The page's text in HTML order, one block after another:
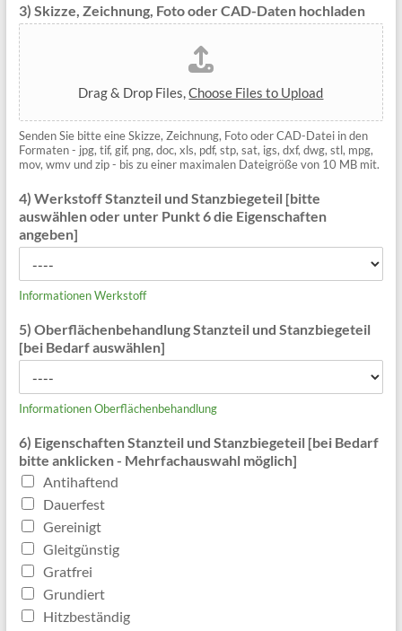
3) Skizze, Zeichnung, Foto oder CAD-Daten hochladen
Drag & Drop Files,Choose Files to Upload
Senden Sie bitte eine Skizze, Zeichnung, Foto oder CAD-Datei in den
Formaten - jpg, tif, gif, png, doc, xls, pdf, stp, sat, igs, dxf, dwg, stl, mpg,
mov, wmv und zip - bis zu einer maximalen Dateigröße von 10 MB mit.
4) Werkstoff Stanzteil und Stanzbiegeteil [bitte
auswählen oder unter Punkt 6 die Eigenschaften
angeben]
Informationen Werkstoff
5) Oberflächenbehandlung Stanzteil und Stanzbiegeteil
[bei Bedarf auswählen]
Informationen Oberflächenbehandlung
6) Eigenschaften Stanzteil und Stanzbiegeteil [bei Bedarf
bitte anklicken - Mehrfachauswahl möglich]
Antihaftend
Dauerfest
Gereinigt
Gleitgünstig
Gratfrei
Grundiert
Hitzbeständig